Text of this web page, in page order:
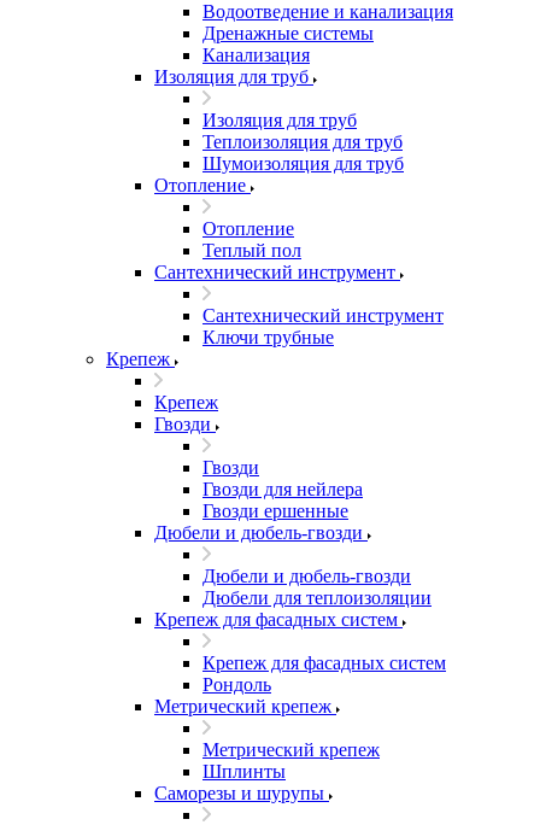
Водоотведение и канализация
Дренажные системы
Канализация
Изоляция для труб
Изоляция для труб
Теплоизоляция для труб
Шумоизоляция для труб
Отопление
Отопление
Теплый пол
Сантехнический инструмент
Сантехнический инструмент
Ключи трубные
Крепеж
Крепеж
Гвозди
Гвозди
Гвозди для нейлера
Гвозди ершенные
Дюбели и дюбель-гвозди
Дюбели и дюбель-гвозди
Дюбели для теплоизоляции
Крепеж для фасадных систем
Крепеж для фасадных систем
Рондоль
Метрический крепеж
Метрический крепеж
Шплинты
Саморезы и шурупы